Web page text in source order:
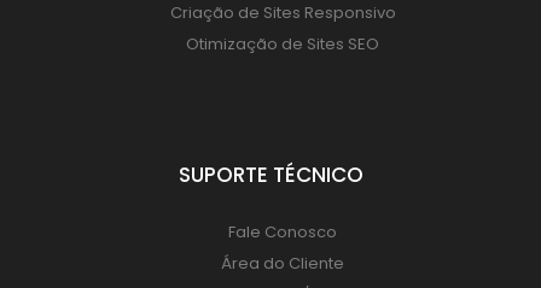
Criação de Sites Responsivo
Otimização de Sites SEO
SUPORTE TÉCNICO
Fale Conosco
Área do Cliente